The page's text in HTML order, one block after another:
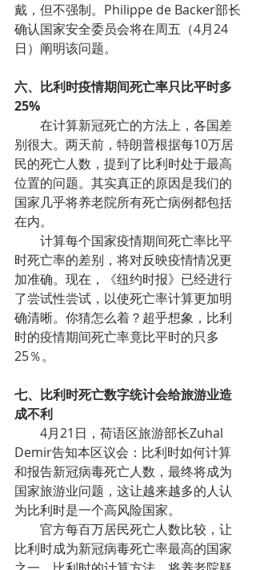
戴，但不强制。Philippe de Backer部长
确认国家安全委员会将在周五（4月24
日）阐明该问题。
六、比利时疫情期间死亡率只比平时多
25%
在计算新冠死亡的方法上，各国差
别很大。两天前，特朗普根据每10万居
民的死亡人数，提到了比利时处于最高
位置的问题。其实真正的原因是我们的
国家几乎将养老院所有死亡病例都包括
在内。
计算每个国家疫情期间死亡率比平
时死亡率的差别，将对反映疫情情况更
加准确。现在，《纽约时报》已经进行
了尝试性尝试，以使死亡率计算更加明
确清晰。你猜怎么着？超乎想象，比利
时的疫情期间死亡率竟比平时的只多
25％。
七、比利时死亡数字统计会给旅游业造
成不利
4月21日，荷语区旅游部长Zuhal
Demir告知本区议会：比利时如何计算
和报告新冠病毒死亡人数，最终将成为
国家旅游业问题，这让越来越多的人认
为比利时是一个高风险国家。
官方每百万居民死亡人数比较，让
比利时成为新冠病毒死亡率最高的国家